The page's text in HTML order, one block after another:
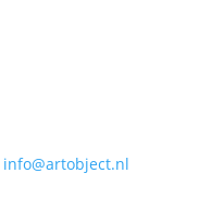
info@artobject.nl